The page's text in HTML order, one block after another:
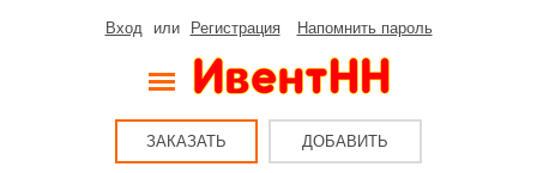
Вход или Регистрация Напомнить пароль
ЗАКАЗАТЬ ДОБАВИТЬ